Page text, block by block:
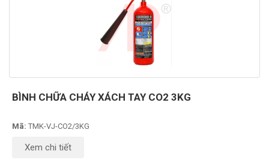
BÌNH CHỮA CHÁY XÁCH TAY CO2 3KG
Mã: TMK-VJ-CO2/3KG
Xem chi tiết